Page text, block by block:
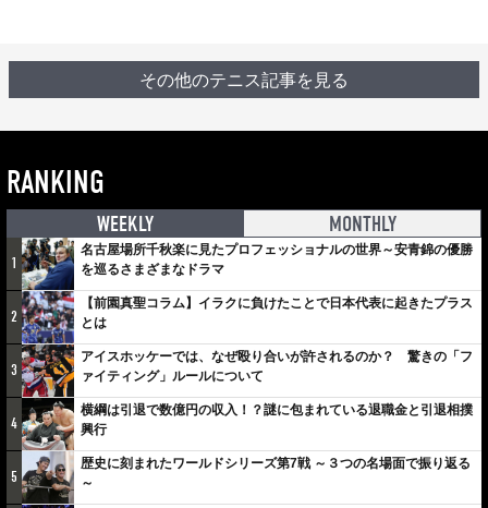
その他のテニス記事を見る
RANKING
WEEKLY MONTHLY
1
名古屋場所千秋楽に見たプロフェッショナルの世界～安青錦の優勝
を巡るさまざまなドラマ
2
【前園真聖コラム】イラクに負けたことで日本代表に起きたプラス
とは
3
アイスホッケーでは、なぜ殴り合いが許されるのか？ 驚きの「フ
ァイティング」ルールについて
4
横綱は引退で数億円の収入！？謎に包まれている退職金と引退相撲
興行
5
歴史に刻まれたワールドシリーズ第7戦 ～３つの名場面で振り返る
～